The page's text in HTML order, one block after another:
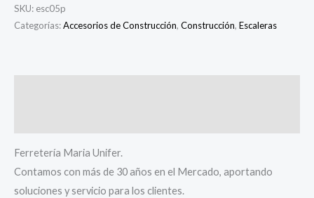
SKU: esc05p
Categorías:Accesorios de Construcción, Construcción, Escaleras
Ferretería Maria Unifer.
Contamos con más de 30 años en el Mercado, aportando
soluciones y servicio para los clientes.